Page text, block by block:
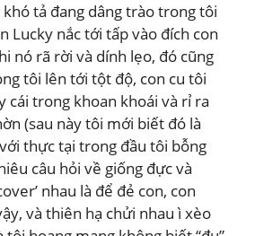
khó tả đang dâng trào trong tôi
Lucky nắc tới tấp vào đích con
nó rã rời và dính lẹo, đó cũng
tôi lên tới tột độ, con cu tôi
cái trong khoan khoái và rỉ ra
(sau này tôi mới biết đó là
thực tại trong đầu tôi bỗng
câu hỏi về giống đực và
nhau là để đẻ con, con
và thiên hạ chửi nhau ì xèo